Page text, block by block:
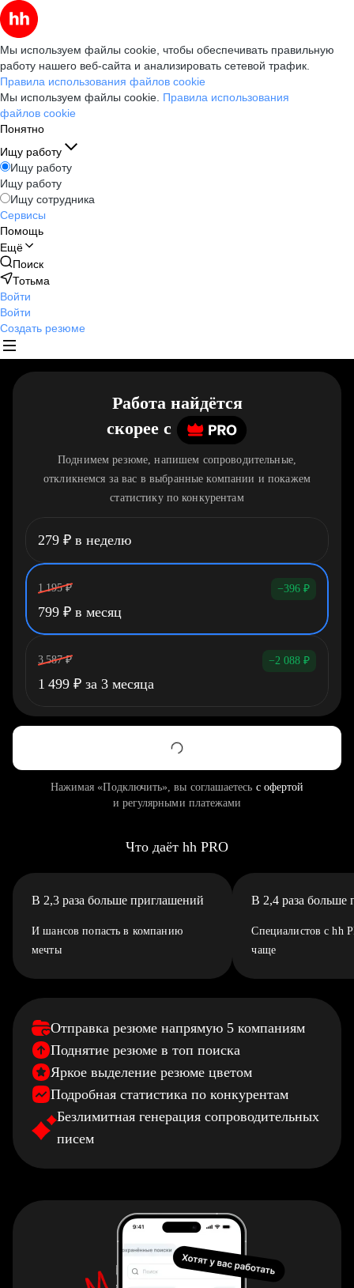
Мы используем файлы cookie, чтобы обеспечивать правильную
работу нашего веб-сайта и анализировать сетевой трафик.
Правила использования файлов cookie
Мы используем файлы cookie. Правила использования
файлов cookie
Понятно
Ищу работу
Ищу работу
Ищу работу
Ищу сотрудника
Сервисы
Помощь
Ещё
Поиск
Тотьма
Войти
Войти
Создать резюме
Работа найдётся
скорее c
Поднимем резюме, напишем сопроводительные,
откликнемся за вас в выбранные компании и покажем
статистику по конкурентам
279 ₽ в неделю
1 195 ₽ −396 ₽
799 ₽ в месяц
3 587 ₽ −2 088 ₽
1 499 ₽ за 3 месяца
Нажимая «Подключить», вы соглашаетесь с офертой
и регулярными платежами
Что даёт hh PRO
В 2,3 раза больше приглашений
И шансов попасть в компанию
мечты
В 2,4 раза больше
Специалистов с hh
чаще
Отправка резюме напрямую 5 компаниям
Поднятие резюме в топ поиска
Яркое выделение резюме цветом
Подробная статистика по конкурентам
Безлимитная генерация сопроводительных
писем